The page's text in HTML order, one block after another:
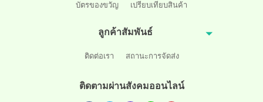
บัตรของขวัญ
เปรียบเทียบสินค้า
ลูกค้าสัมพันธ์
ติดต่อเรา สถานะการจัดส่ง
ติดตามผ่านสังคมออนไลน์